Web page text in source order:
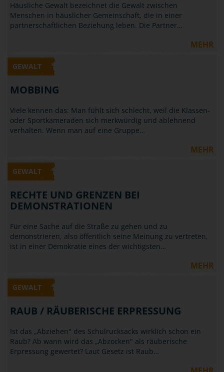
Häusliche Gewalt bezeichnet die Gewalt zwischen
Menschen in häuslicher Gemeinschaft, die in einer
partnerschaftlichen Beziehung leben. Die Partner…
MEHR
GEWALT
MOBBING
Viele kennen das: Man fühlt sich schlecht, weil die Klassen-
oder Sportkameraden sich merkwürdig und ablehnend
verhalten. Wenn man auf eine Gruppe…
MEHR
GEWALT
RECHTE UND GRENZEN BEI
DEMONSTRATIONEN
Für eine Sache auf die Straße zu gehen und zu
demonstrieren, also öffentlich seine Meinung zu vertreten,
ist in einer Demokratie eines der wichtigsten…
MEHR
GEWALT
RAUB / RÄUBERISCHE ERPRESSUNG
Ist das „Abziehen" des Schulrucksacks wirklich schon ein
Raub? Ab wann wird das „Abzocken" als räuberische
Erpressung gewertet? Laut Gesetz ist Raub…